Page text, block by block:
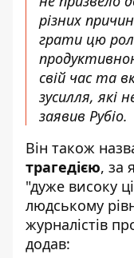
різних
грати цю
свій час та
зусилля, які
заявив Рубіо.
Він також
трагедією, за
"дуже високу
людському
журналістів
додав: